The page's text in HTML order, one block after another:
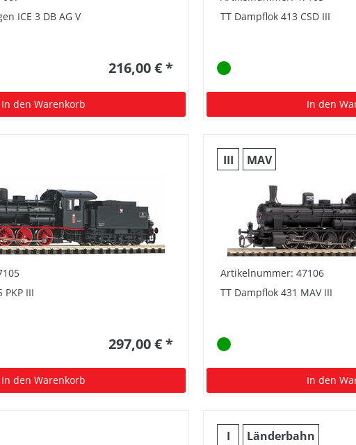
ICE 3 DB AG V
216,00 € *
In den Warenkorb
TT Dampflok 413 CSD III
In den
PKP III
297,00 € *
In den Warenkorb
III MAV
Artikelnummer: 47106
TT Dampflok 431 MAV III
In den
I Länderbahn